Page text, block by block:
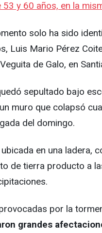
y 60 años, en la
solo ha sido
Luis Mario Pérez
de Galo, en
sepultado bajo
muro que colapsó
del domingo.
ubicada en una ladera,
de tierra producto a
por la
grandes